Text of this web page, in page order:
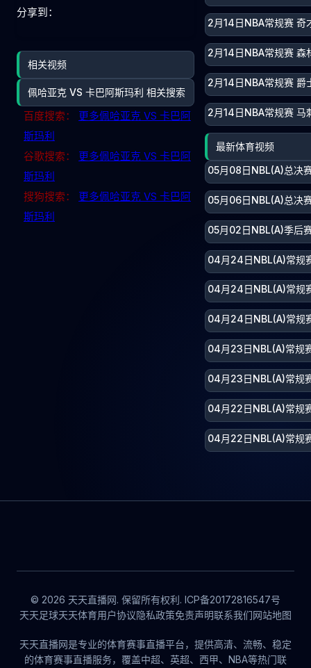
分享到：
相关视频
佩哈亚克 VS 卡巴阿斯玛利 相关搜索
百度搜索：
更多佩哈亚克 VS 卡巴阿
斯玛利
谷歌搜索：
更多佩哈亚克 VS 卡巴阿
斯玛利
搜狗搜索：
更多佩哈亚克 VS 卡巴阿
斯玛利
2月14日NBA常规赛 奇
2月14日NBA常规赛 森
2月14日NBA常规赛 爵
2月14日NBA常规赛 马
最新体育视频
05月08日NBL(A)总决
05月06日NBL(A)总决
05月02日NBL(A)季后
04月24日NBL(A)常规
04月24日NBL(A)常规
04月24日NBL(A)常规
04月23日NBL(A)常规
04月23日NBL(A)常规
04月22日NBL(A)常规
04月22日NBL(A)常规
© 2026 天天直播网. 保留所有权利. ICP备20172816547号
天天足球天天体育用户协议隐私政策免责声明联系我们网站地图
天天直播网是专业的体育赛事直播平台，提供高清、流畅、稳定
的体育赛事直播服务，覆盖中超、英超、西甲、NBA等热门联